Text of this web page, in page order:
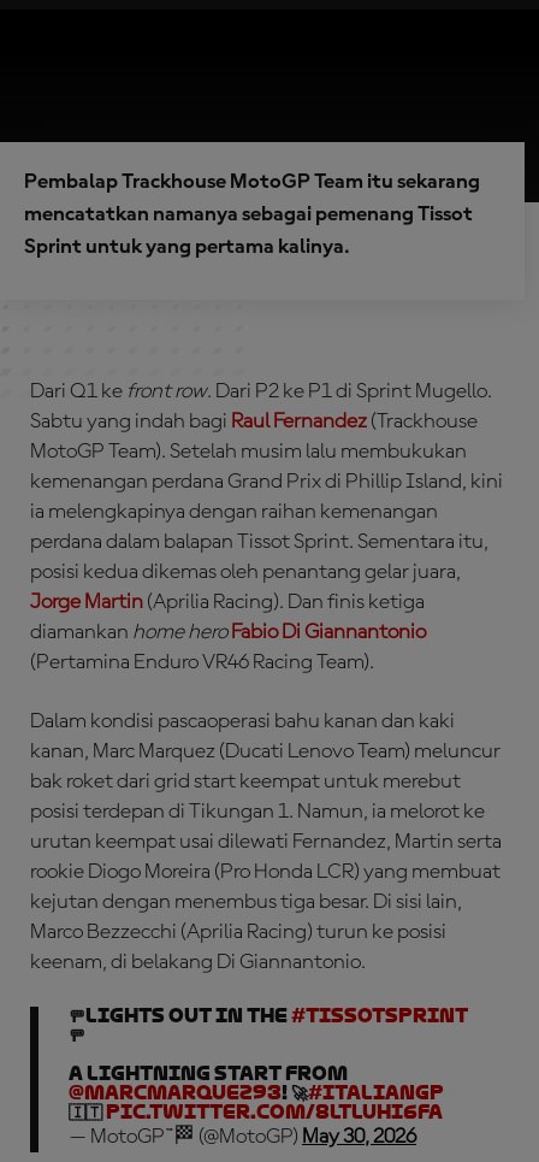
Pembalap Trackhouse MotoGP Team itu sekarang
mencatatkan namanya sebagai pemenang Tissot
Sprint untuk yang pertama kalinya.
Dari Q1 ke front row. Dari P2 ke P1 di Sprint Mugello.
Sabtu yang indah bagi Raul Fernandez (Trackhouse
MotoGP Team). Setelah musim lalu membukukan
kemenangan perdana Grand Prix di Phillip Island, kini
ia melengkapinya dengan raihan kemenangan
perdana dalam balapan Tissot Sprint. Sementara itu,
posisi kedua dikemas oleh penantang gelar juara,
Jorge Martin (Aprilia Racing). Dan finis ketiga
diamankan home hero Fabio Di Giannantonio
(Pertamina Enduro VR46 Racing Team).
Dalam kondisi pascaoperasi bahu kanan dan kaki
kanan, Marc Marquez (Ducati Lenovo Team) meluncur
bak roket dari grid start keempat untuk merebut
posisi terdepan di Tikungan 1. Namun, ia melorot ke
urutan keempat usai dilewati Fernandez, Martin serta
rookie Diogo Moreira (Pro Honda LCR) yang membuat
kejutan dengan menembus tiga besar. Di sisi lain,
Marco Bezzecchi (Aprilia Racing) turun ke posisi
keenam, di belakang Di Giannantonio.
🚥LIGHTS OUT in the#TissotSprint
🚥
A LIGHTNING START FROM
@marcmarquez93! 🚀#ItalianGP
🇮🇹pic.twitter.com/8ltlUhI6fa
— MotoGP™🏁 (@MotoGP) May 30, 2026